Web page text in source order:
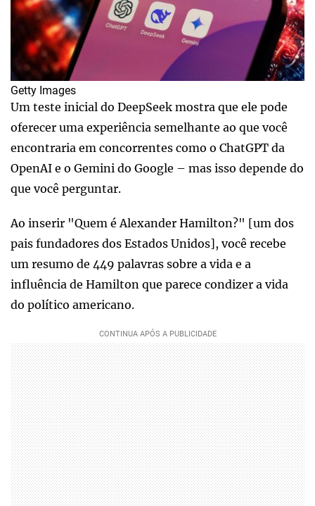
Getty Images
Um teste inicial do DeepSeek mostra que ele pode
oferecer uma experiência semelhante ao que você
encontraria em concorrentes como o ChatGPT da
OpenAI e o Gemini do Google – mas isso depende do
que você perguntar.
Ao inserir "Quem é Alexander Hamilton?" [um dos
pais fundadores dos Estados Unidos], você recebe
um resumo de 449 palavras sobre a vida e a
influência de Hamilton que parece condizer a vida
do político americano.